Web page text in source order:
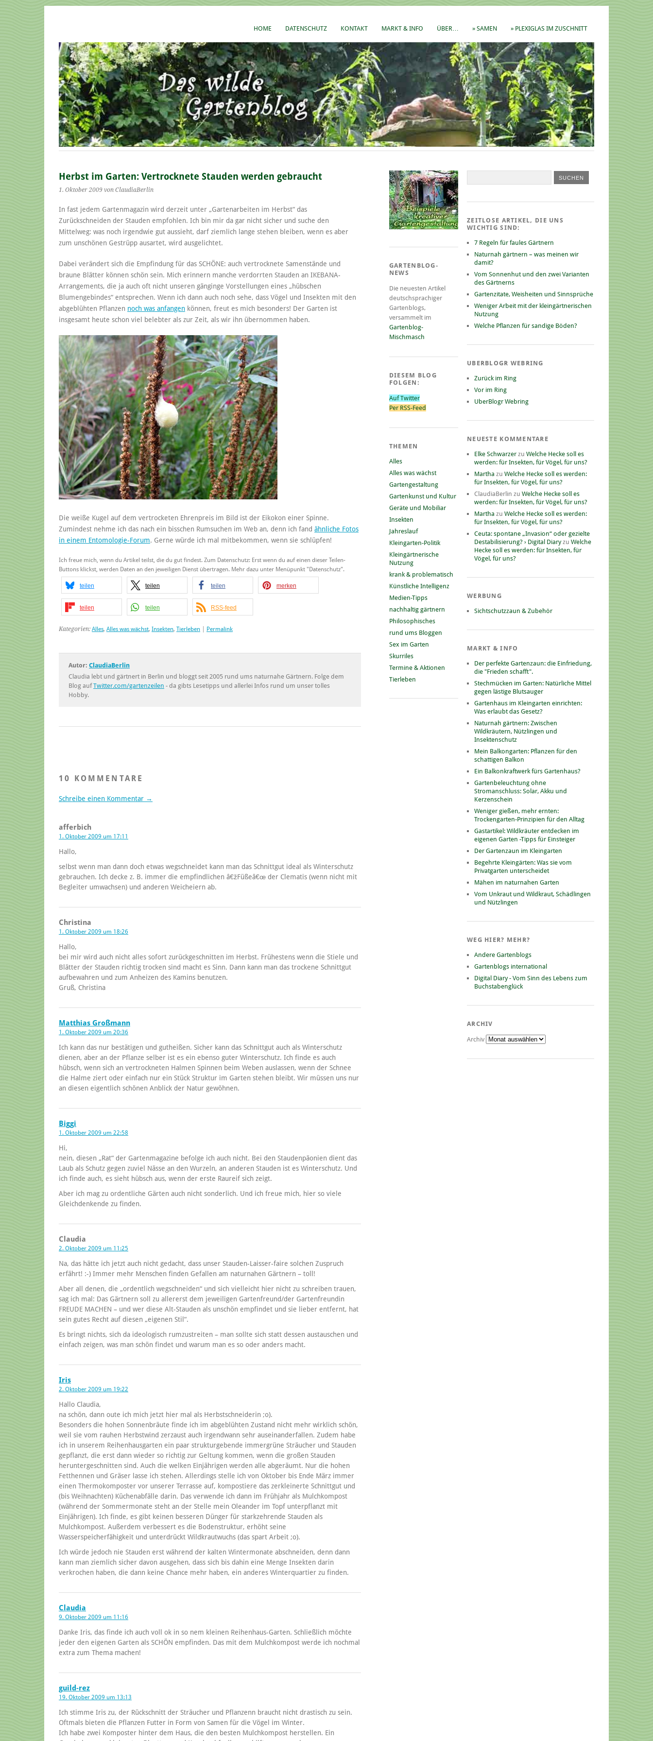
HOME DATENSCHUTZ KONTAKT MARKT & INFO ÜBER… » SAMEN » PLEXIGLAS IM ZUSCHNITT
Herbst im Garten: Vertrocknete Stauden werden gebraucht
1. Oktober 2009 von ClaudiaBerlin
In fast jedem Gartenmagazin wird derzeit unter „Gartenarbeiten im Herbst“ das
Zurückschneiden der Stauden empfohlen. Ich bin mir da gar nicht sicher und suche den
Mittelweg: was noch irgendwie gut aussieht, darf ziemlich lange stehen bleiben, wenn es aber
zum unschönen Gestrüpp ausartet, wird ausgelichtet.
Dabei verändert sich die Empfindung für das SCHÖNE: auch vertrocknete Samenstände und
braune Blätter können schön sein. Mich erinnern manche verdorrten Stauden an IKEBANA-
Arrangements, die ja auch oft nicht unseren gänginge Vorstellungen eines „hübschen
Blumengebindes“ entsprechen. Wenn ich dann auch noch sehe, dass Vögel und Insekten mit den
abgeblühten Pflanzen noch was anfangen können, freut es mich besonders! Der Garten ist
insgesamt heute schon viel belebter als zur Zeit, als wir ihn übernommen haben.
Die weiße Kugel auf dem vertrocketen Ehrenpreis im Bild ist der Eikokon einer Spinne.
Zumindest nehme ich das nach ein bisschen Rumsuchen im Web an, denn ich fand ähnliche Fotos
in einem Entomologie-Forum. Gerne würde ich mal mitbekommen, wenn sie schlüpfen!
Ich freue mich, wenn du Artikel teilst, die du gut findest. Zum Datenschutz: Erst wenn du auf einen dieser Teilen-
Buttons klickst, werden Daten an den jeweiligen Dienst übertragen. Mehr dazu unter Menüpunkt "Datenschutz".
teilen teilen teilen merken
teilen teilen RSS-feed
Kategorien: Alles, Alles was wächst, Insekten, Tierleben Permalink
Autor: ClaudiaBerlin
Claudia lebt und gärtnert in Berlin und bloggt seit 2005 rund ums naturnahe Gärtnern. Folge dem
Blog aufTwitter.com/gartenzeilen - da gibts Lesetipps und allerlei Infos rund um unser tolles
Hobby.
10 KOMMENTARE
Schreibe einen Kommentar →
afferbich
1. Oktober 2009 um 17:11
Hallo,
selbst wenn man dann doch etwas wegschneidet kann man das Schnittgut ideal als Winterschutz
gebrauchen. Ich decke z. B. immer die empfindlichen â€žFüßeâ€œ der Clematis (wenn nicht mit
Begleiter umwachsen) und anderen Weicheiern ab.
Christina
1. Oktober 2009 um 18:26
Hallo,
bei mir wird auch nicht alles sofort zurückgeschnitten im Herbst. Frühestens wenn die Stiele und
Blätter der Stauden richtig trocken sind macht es Sinn. Dann kann man das trockene Schnittgut
aufbewahren und zum Anheizen des Kamins benutzen.
Gruß, Christina
Matthias Großmann
1. Oktober 2009 um 20:36
Ich kann das nur bestätigen und gutheißen. Sicher kann das Schnittgut auch als Winterschutz
dienen, aber an der Pflanze selber ist es ein ebenso guter Winterschutz. Ich finde es auch
hübsch, wenn sich an vertrockneten Halmen Spinnen beim Weben auslassen, wenn der Schnee
die Halme ziert oder einfach nur ein Stück Struktur im Garten stehen bleibt. Wir müssen uns nur
an diesen eigentlich schönen Anblick der Natur gewöhnen.
Biggi
1. Oktober 2009 um 22:58
Hi,
nein, diesen „Rat“ der Gartenmagazine befolge ich auch nicht. Bei den Staudenpäonien dient das
Laub als Schutz gegen zuviel Nässe an den Wurzeln, an anderen Stauden ist es Winterschutz. Und
ich finde auch, es sieht hübsch aus, wenn der erste Raureif sich zeigt.
Aber ich mag zu ordentliche Gärten auch nicht sonderlich. Und ich freue mich, hier so viele
Gleichdenkende zu finden.
Claudia
2. Oktober 2009 um 11:25
Na, das hätte ich jetzt auch nicht gedacht, dass unser Stauden-Laisser-faire solchen Zuspruch
erfährt! :-) Immer mehr Menschen finden Gefallen am naturnahen Gärtnern – toll!
Aber all denen, die „ordentlich wegschneiden“ und sich vielleicht hier nicht zu schreiben trauen,
sag ich mal: Das Gärtnern soll zu allererst dem jeweiligen Gartenfreund/der Gartenfreundin
FREUDE MACHEN – und wer diese Alt-Stauden als unschön empfindet und sie lieber entfernt, hat
sein gutes Recht auf diesen „eigenen Stil“.
Es bringt nichts, sich da ideologisch rumzustreiten – man sollte sich statt dessen austauschen und
einfach zeigen, was man schön findet und warum man es so oder anders macht.
Iris
2. Oktober 2009 um 19:22
Hallo Claudia,
na schön, dann oute ich mich jetzt hier mal als Herbstschneiderin ;o).
Besonders die hohen Sonnenbräute finde ich im abgeblühten Zustand nicht mehr wirklich schön,
weil sie vom rauhen Herbstwind zerzaust auch irgendwann sehr auseinanderfallen. Zudem habe
ich in unserem Reihenhausgarten ein paar strukturgebende immergrüne Sträucher und Stauden
gepflanzt, die erst dann wieder so richtig zur Geltung kommen, wenn die großen Stauden
heruntergeschnitten sind. Auch die welken Einjährigen werden alle abgeräumt. Nur die hohen
Fetthennen und Gräser lasse ich stehen. Allerdings stelle ich von Oktober bis Ende März immer
einen Thermokomposter vor unserer Terrasse auf, kompostiere das zerkleinerte Schnittgut und
(bis Weihnachten) Küchenabfälle darin. Das verwende ich dann im Frühjahr als Mulchkompost
(während der Sommermonate steht an der Stelle mein Oleander im Topf unterpflanzt mit
Einjährigen). Ich finde, es gibt keinen besseren Dünger für starkzehrende Stauden als
Mulchkompost. Außerdem verbessert es die Bodenstruktur, erhöht seine
Wasserspeicherfähigkeit und unterdrückt Wildkrautwuchs (das spart Arbeit ;o).
Ich würde jedoch nie Stauden erst während der kalten Wintermonate abschneiden, denn dann
kann man ziemlich sicher davon ausgehen, dass sich bis dahin eine Menge Insekten darin
verkrochen haben, die dann keine Chance mehr haben, ein anderes Winterquartier zu finden.
Claudia
9. Oktober 2009 um 11:16
Danke Iris, das finde ich auch voll ok in so nem kleinen Reihenhaus-Garten. Schließlich möchte
jeder den eigenen Garten als SCHÖN empfinden. Das mit dem Mulchkompost werde ich nochmal
extra zum Thema machen!
guild-rez
19. Oktober 2009 um 13:13
Ich stimme Iris zu, der Rückschnitt der Sträucher und Pflanzenn braucht nicht drastisch zu sein.
Oftmals bieten die Pflanzen Futter in Form von Samen für die Vögel im Winter.
Ich habe zwei Komposter hinter dem Haus, die den besten Mulchkompost herstellen. Ein
GARTENBLOG-
NEWS
Die neuesten Artikel
deutschsprachiger
Gartenblogs,
versammelt im
Gartenblog-
Mischmasch
DIESEM BLOG
FOLGEN:
Auf Twitter
Per RSS-Feed
THEMEN
Alles
Alles was wächst
Gartengestaltung
Gartenkunst und Kultur
Geräte und Mobiliar
Insekten
Jahreslauf
Kleingarten-Politik
Kleingärtnerische
Nutzung
krank & problematisch
Künstliche Intelligenz
Medien-Tipps
nachhaltig gärtnern
Philosophisches
rund ums Bloggen
Sex im Garten
Skurriles
Termine & Aktionen
Tierleben
ZEITLOSE ARTIKEL, DIE UNS
WICHTIG SIND:
7 Regeln für faules Gärtnern
Naturnah gärtnern – was meinen wir
damit?
Vom Sonnenhut und den zwei Varianten
des Gärtnerns
Gartenzitate, Weisheiten und Sinnsprüche
Weniger Arbeit mit der kleingärtnerischen
Nutzung
Welche Pflanzen für sandige Böden?
UBERBLOGR WEBRING
Zurück im Ring
Vor im Ring
UberBlogr Webring
NEUESTE KOMMENTARE
Elke Schwarzer zu Welche Hecke soll es
werden: für Insekten, für Vögel, für uns?
Martha zu Welche Hecke soll es werden:
für Insekten, für Vögel, für uns?
ClaudiaBerlin zu Welche Hecke soll es
werden: für Insekten, für Vögel, für uns?
Martha zu Welche Hecke soll es werden:
für Insekten, für Vögel, für uns?
Ceuta: spontane „Invasion“ oder gezielte
Destabilisierung? › Digital Diaryzu Welche
Hecke soll es werden: für Insekten, für
Vögel, für uns?
WERBUNG
Sichtschutzzaun & Zubehör
MARKT & INFO
Der perfekte Gartenzaun: die Einfriedung,
die "Frieden schafft".
Stechmücken im Garten: Natürliche Mittel
gegen lästige Blutsauger
Gartenhaus im Kleingarten einrichten:
Was erlaubt das Gesetz?
Naturnah gärtnern: Zwischen
Wildkräutern, Nützlingen und
Insektenschutz
Mein Balkongarten: Pflanzen für den
schattigen Balkon
Ein Balkonkraftwerk fürs Gartenhaus?
Gartenbeleuchtung ohne
Stromanschluss: Solar, Akku und
Kerzenschein
Weniger gießen, mehr ernten:
Trockengarten-Prinzipien für den Alltag
Gastartikel: Wildkräuter entdecken im
eigenen Garten -Tipps für Einsteiger
Der Gartenzaun im Kleingarten
Begehrte Kleingärten: Was sie vom
Privatgarten unterscheidet
Mähen im naturnahen Garten
Vom Unkraut und Wildkraut, Schädlingen
und Nützlingen
WEG HIER? MEHR?
Andere Gartenblogs
Gartenblogs international
Digital Diary - Vom Sinn des Lebens zum
Buchstabenglück
ARCHIV
Archiv